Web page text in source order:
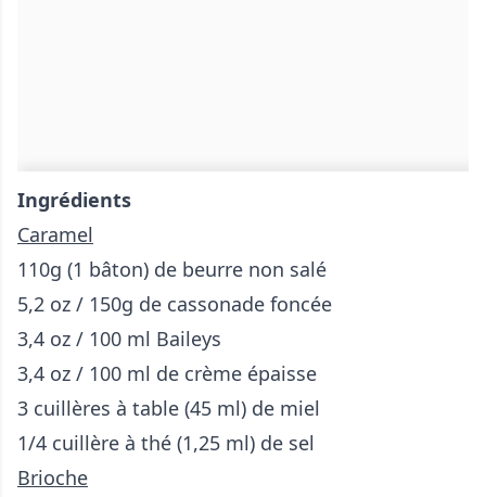
Ingrédients
Caramel
110g (1 bâton) de beurre non salé
5,2 oz / 150g de cassonade foncée
3,4 oz / 100 ml Baileys
3,4 oz / 100 ml de crème épaisse
3 cuillères à table (45 ml) de miel
1/4 cuillère à thé (1,25 ml) de sel
Brioche